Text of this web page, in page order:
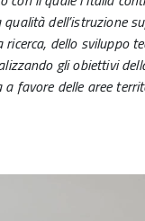
dell’istruzione
dello sviluppo
gli obiettivi
a favore delle aree